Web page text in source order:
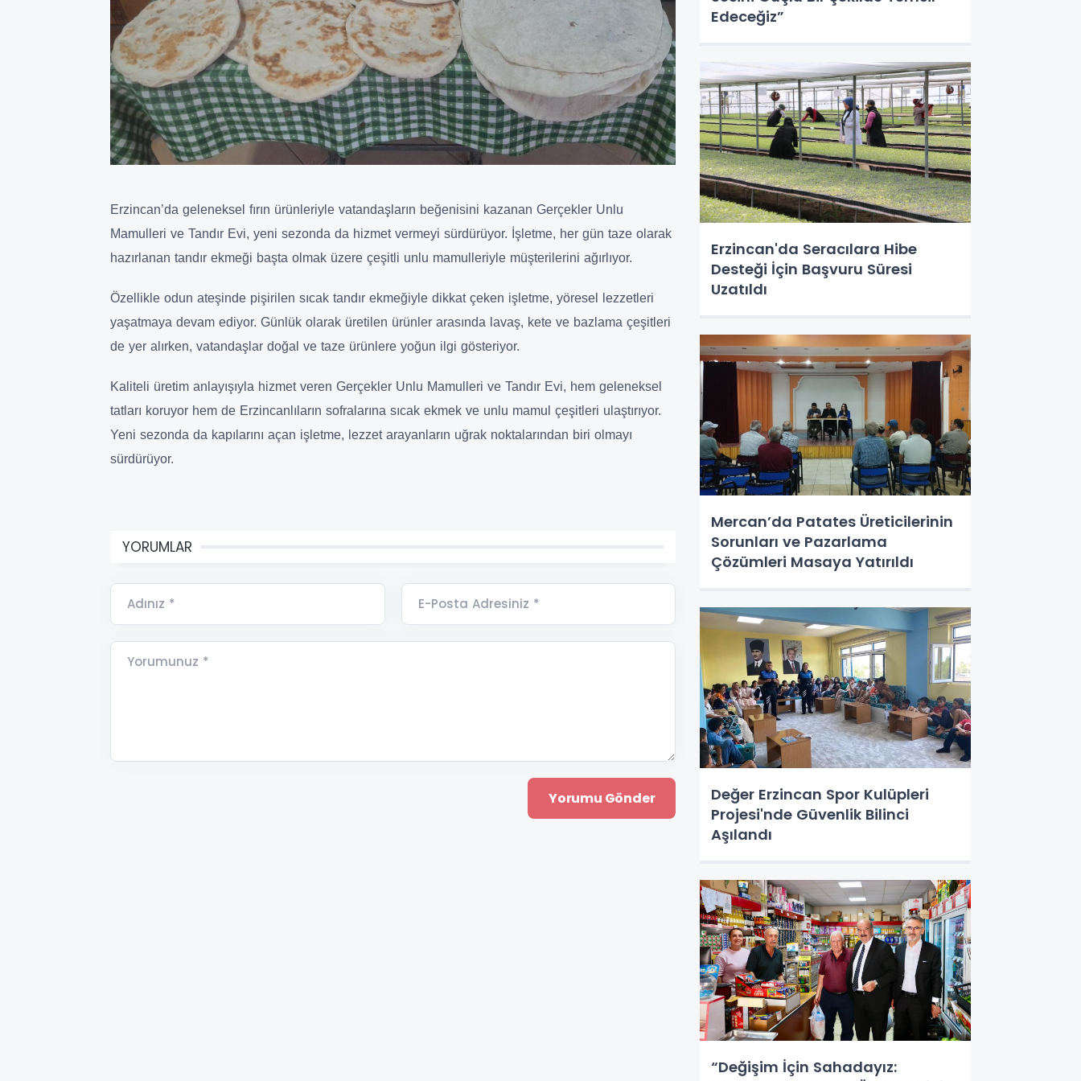
Erzincan’da geleneksel fırın ürünleriyle vatandaşların beğenisini kazanan Gerçekler Unlu
Mamulleri ve Tandır Evi, yeni sezonda da hizmet vermeyi sürdürüyor. İşletme, her gün taze olarak
hazırlanan tandır ekmeği başta olmak üzere çeşitli unlu mamulleriyle müşterilerini ağırlıyor.
Özellikle odun ateşinde pişirilen sıcak tandır ekmeğiyle dikkat çeken işletme, yöresel lezzetleri
yaşatmaya devam ediyor. Günlük olarak üretilen ürünler arasında lavaş, kete ve bazlama çeşitleri
de yer alırken, vatandaşlar doğal ve taze ürünlere yoğun ilgi gösteriyor.
Kaliteli üretim anlayışıyla hizmet veren Gerçekler Unlu Mamulleri ve Tandır Evi, hem geleneksel
tatları koruyor hem de Erzincanlıların sofralarına sıcak ekmek ve unlu mamul çeşitleri ulaştırıyor.
Yeni sezonda da kapılarını açan işletme, lezzet arayanların uğrak noktalarından biri olmayı
sürdürüyor.
YORUMLAR
Adınız * E-Posta Adresiniz *
Yorumunuz *
Edeceğiz”
Erzincan'da Seracılara Hibe
Desteği İçin Başvuru Süresi
Uzatıldı
Mercan’da Patates Üreticilerinin
Sorunları ve Pazarlama
Çözümleri Masaya Yatırıldı
Değer Erzincan Spor Kulüpleri
Projesi'nde Güvenlik Bilinci
Aşılandı
“Değişim İçin Sahadayız: